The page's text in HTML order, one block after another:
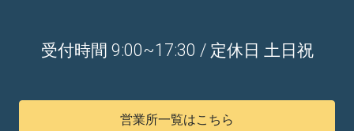
受付時間 9:00~17:30 / 定休日 土日祝
営業所一覧はこちら